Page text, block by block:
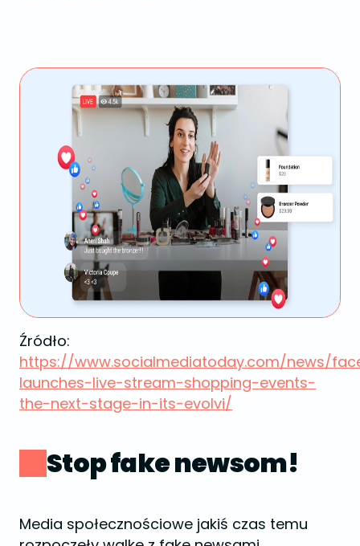
Źródło:
https://www.socialmediatoday.com/news/
launches-live-stream-shopping-events-
the-next-stage-in-its-evolvi/
Stop fake newsom!
Media społecznościowe jakiś czas temu